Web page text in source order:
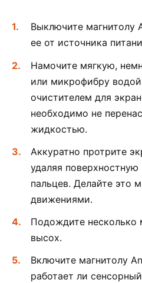
Выключите магнитолу
ее от источника
Намочите мягкую,
или микрофибру
очистителем для
необходимо не
жидкостью.
Аккуратно протрите
удаляя поверхностную
пальцев. Делайте это
движениями.
Подождите несколько
высох.
Включите магнитолу
работает ли